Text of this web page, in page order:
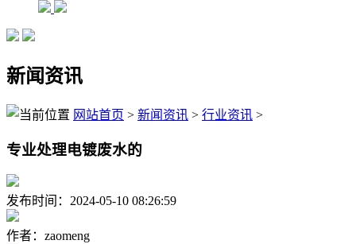
新闻资讯
网站首页 > 新闻资讯 > 行业资讯 >
专业处理电镀废水的
发布时间：2024-05-10 08:26:59
作者：zaomeng